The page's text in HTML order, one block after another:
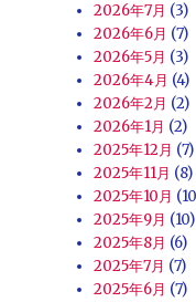
2026年7月 (3)
2026年6月 (7)
2026年5月 (3)
2026年4月 (4)
2026年2月 (2)
2026年1月 (2)
2025年12月 (7)
2025年11月 (8)
2025年10月
2025年9月 (10)
2025年8月 (6)
2025年7月 (7)
2025年6月 (7)